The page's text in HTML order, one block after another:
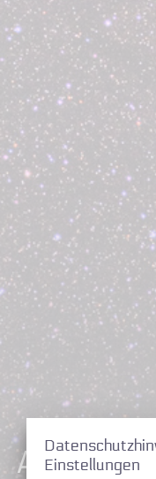
Einstellungen